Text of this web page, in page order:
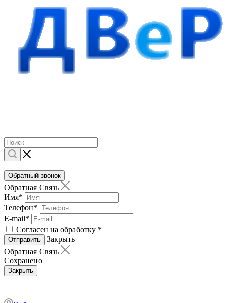
Обратный звонок
Обратная Связь
Имя*
Телефон*
E-mail*
Согласен на обработку *
Отправить
Закрыть
Обратная Связь
Сохранено
Закрыть